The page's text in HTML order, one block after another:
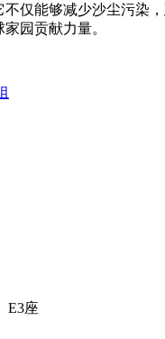
仅能够减少沙尘污染
园贡献力量。
E3座